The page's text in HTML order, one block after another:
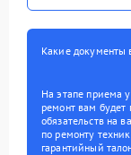
Какие документы
На этапе приема
ремонт вам будет
обязательств на
по ремонту
гарантийный